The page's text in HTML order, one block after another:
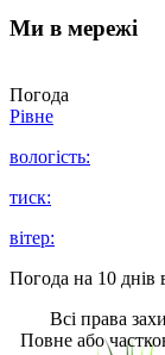
Ми в мережі
Погода
Рівне
вологість:
тиск:
вітер:
Погода на 10 днів
Всі права
Повне або